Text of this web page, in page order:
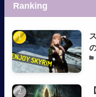
Ranking